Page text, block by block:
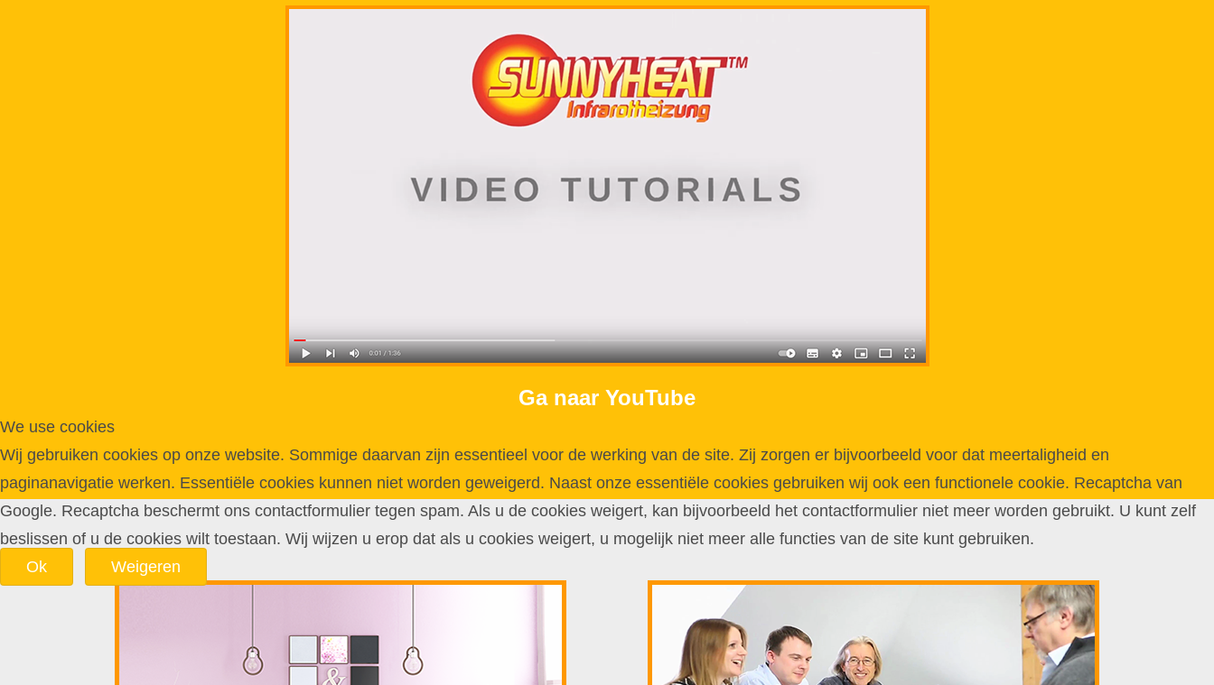
Ga naar YouTube
We use cookies
Wij gebruiken cookies op onze website. Sommige daarvan zijn essentieel voor de werking van de site. Zij zorgen er bijvoorbeeld voor dat meertaligheid en
paginanavigatie werken. Essentiële cookies kunnen niet worden geweigerd. Naast onze essentiële cookies gebruiken wij ook een functionele cookie. Recaptcha van
Google. Recaptcha beschermt ons contactformulier tegen spam. Als u de cookies weigert, kan bijvoorbeeld het contactformulier niet meer worden gebruikt. U kunt zelf
beslissen of u de cookies wilt toestaan. Wij wijzen u erop dat als u cookies weigert, u mogelijk niet meer alle functies van de site kunt gebruiken.
Ok
Weigeren